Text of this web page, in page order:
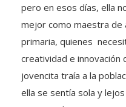
pero en esos días, ella
mejor como maestra de
primaria, quienes
creatividad e innovación
jovencita traía a la
ella se sentía sola y